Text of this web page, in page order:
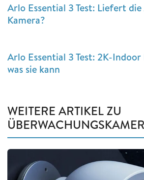
Arlo Essential 3 Test: Liefert
Kamera?
Arlo Essential 3 Test: 2K-
was sie kann
WEITERE ARTIKEL ZU